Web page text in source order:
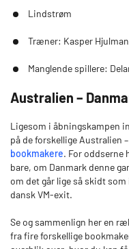
Lindstrøm
Træner: Kasper
Manglende spillere:
Australien –
Ligesom i åbningskampen
på de forskellige Australien
bookmakere. For oddserne
bare, om Danmark denne
om det går lige så skidt
dansk VM-exit.
Se og sammenlign her en
fra fire forskellige